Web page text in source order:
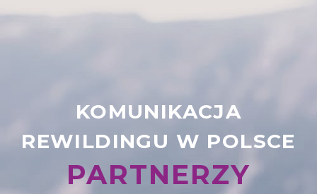
KOMUNIKACJA
REWILDINGU W POLSCE
PARTNERZY